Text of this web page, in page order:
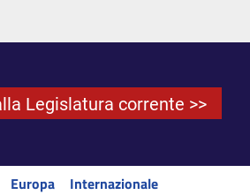
Legislatura corrente >>
Europa
Internazionale